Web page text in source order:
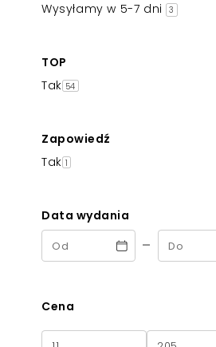
Wysyłamy w 5-7 dni 3
TOP
Tak 54
Zapowiedź
Tak 1
Data wydania
-
Cena